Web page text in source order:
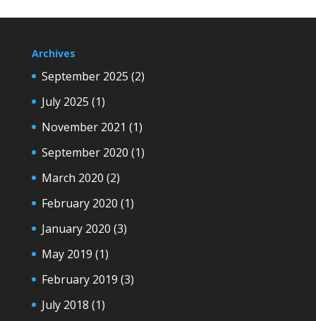
Archives
September 2025 (2)
July 2025 (1)
November 2021 (1)
September 2020 (1)
March 2020 (2)
February 2020 (1)
January 2020 (3)
May 2019 (1)
February 2019 (3)
July 2018 (1)